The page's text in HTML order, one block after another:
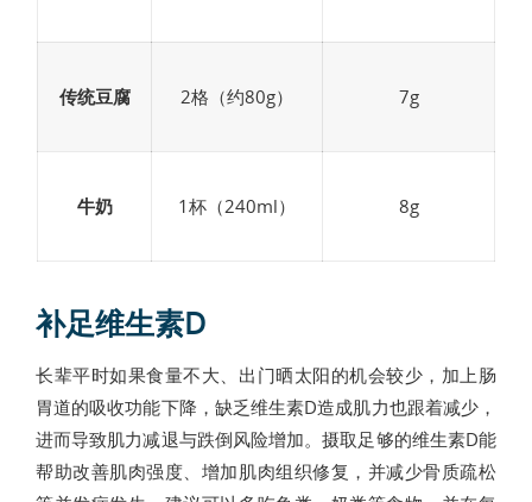
传统豆腐 2格（约80g） 7g
牛奶 1杯（240ml） 8g
补足维生素D
长辈平时如果食量不大、出门晒太阳的机会较少，加上肠
胃道的吸收功能下降，缺乏维生素D造成肌力也跟着减少，
进而导致肌力减退与跌倒风险增加。摄取足够的维生素D能
帮助改善肌肉强度、增加肌肉组织修复，并减少骨质疏松